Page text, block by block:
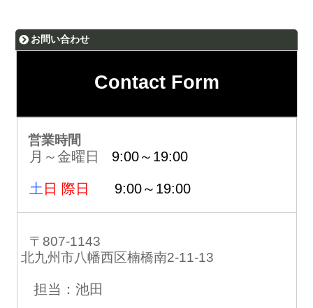
お問い合わせ
Contact Form
営業時間
月～金曜日 9:00～19:00
土 日 際日 9:00～19:00
〒807-1143
北九州市八幡西区楠橋南2-11-13
担当：池田